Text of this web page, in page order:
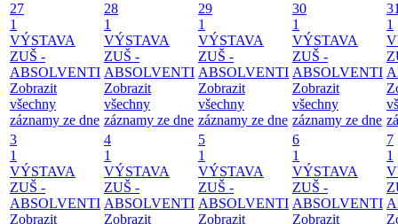
27
1
VÝSTAVA
ZUŠ -
ABSOLVENTI
Zobrazit
všechny
záznamy ze dne
28
1
VÝSTAVA
ZUŠ -
ABSOLVENTI
Zobrazit
všechny
záznamy ze dne
29
1
VÝSTAVA
ZUŠ -
ABSOLVENTI
Zobrazit
všechny
záznamy ze dne
30
1
VÝSTAVA
ZUŠ -
ABSOLVENTI
Zobrazit
všechny
záznamy ze dne
1
3
1
VÝSTAVA
ZUŠ -
ABSOLVENTI
Zobrazit
4
1
VÝSTAVA
ZUŠ -
ABSOLVENTI
Zobrazit
5
1
VÝSTAVA
ZUŠ -
ABSOLVENTI
Zobrazit
6
1
VÝSTAVA
ZUŠ -
ABSOLVENTI
Zobrazit
7
1